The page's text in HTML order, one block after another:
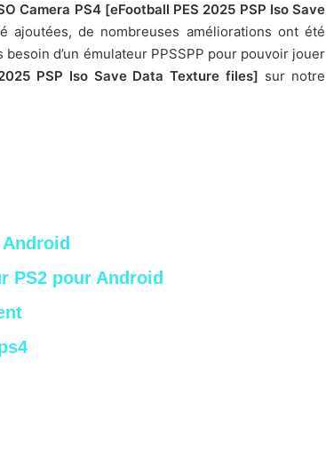
Camera PS4 [eFootball PES 2025 PSP Iso Save
ajoutées, de nombreuses améliorations ont été
d’un émulateur PPSSPP pour pouvoir jouer
PSP Iso Save Data Texture files] sur notre
PS2 pour Android